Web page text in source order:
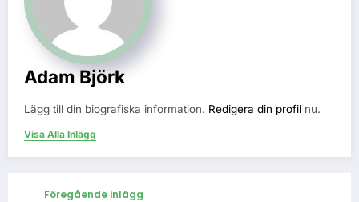
Adam Björk
Lägg till din biografiska information. Redigera din profil nu.
Visa Alla Inlägg
Föregående inlägg